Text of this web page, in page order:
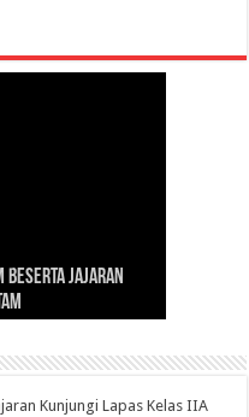
Beserta Jajaran
I DPD RI di Polda
Narkotika
Generasi
Masyarakat
Berkelas
Kunjungi Lapas Kelas IIA